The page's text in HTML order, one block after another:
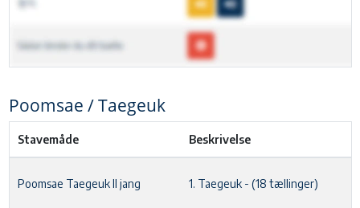
Poomsae / Taegeuk
Stavemåde Beskrivelse
Poomsae Taegeuk Il jang 1. Taegeuk - (18 tællinger)